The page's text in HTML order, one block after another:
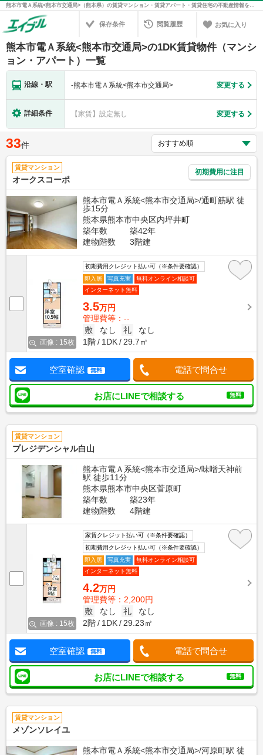
熊本市電Ａ系統<熊本市交通局>（熊本県）の賃貸マンション・賃貸アパート・賃貸住宅の不動産情報を検索！不動産賃貸の物件探しは、お部屋探しのエイブル
保存条件 閲覧履歴 お気に入り
熊本市電Ａ系統<熊本市交通局>の1DK賃貸物件（マンシ
ョン・アパート）一覧
沿線・駅 -熊本市電Ａ系統<熊本市交通局> 変更する
詳細条件 【家賃】設定無し 変更する
33件
賃貸マンション
オークスコーポ
初期費用に注目
熊本市電Ａ系統<熊本市交通局>/通町筋駅 徒
歩15分
熊本県熊本市中央区内坪井町
築年数
築42年
建物階数
3階建
画像 : 15枚
初期費用クレジット払い可（※条件要確認）
即入居
写真充実
無料オンライン相談可
インターネット無料
3.5万円
管理費等：--
敷
なし 礼
なし
1階
1DK 29.7㎡
空室確認 無料 電話で問合せ
お店にLINEで相談する 無料
賃貸マンション
プレジデンシャル白山
熊本市電Ａ系統<熊本市交通局>/味噌天神前
駅 徒歩11分
熊本県熊本市中央区菅原町
築年数
築23年
建物階数
4階建
画像 : 15枚
家賃クレジット払い可（※条件要確認）
初期費用クレジット払い可（※条件要確認）
即入居
写真充実
無料オンライン相談可
インターネット無料
4.2万円
管理費等：2,200円
敷
なし 礼
なし
2階
1DK 29.23㎡
空室確認 無料 電話で問合せ
お店にLINEで相談する 無料
賃貸マンション
メゾンソレイユ
熊本市電Ａ系統<熊本市交通局>/河原町駅 徒